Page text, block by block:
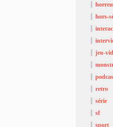
hors-
jeu-
retro
série
sf
sport